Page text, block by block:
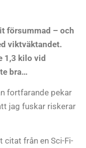
försummad – och
viktväktandet.
1,3 kilo vid
bra…
fortfarande pekar
jag fuskar riskerar
citat från en Sci-Fi-